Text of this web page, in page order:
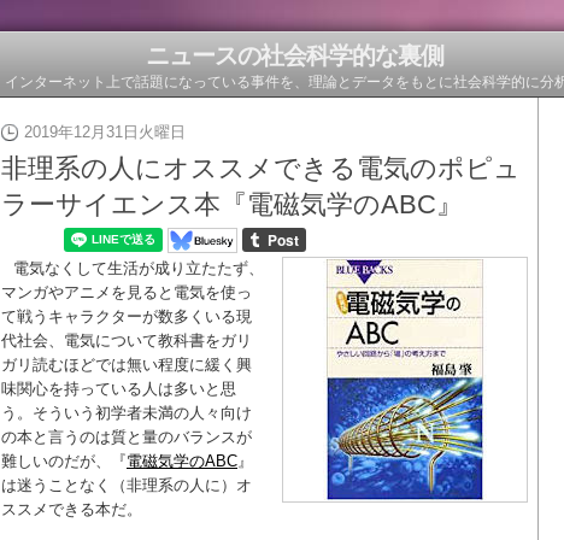
ニュースの社会科学的な裏側
インターネット上で話題になっている事件を、理論とデータをもとに社会科学的に分
2019年12月31日火曜日
非理系の人にオススメできる電気のポピュ
ラーサイエンス本『電磁気学のABC』
電気なくして生活が成り立たたず、
マンガやアニメを見ると電気を使っ
て戦うキャラクターが数多くいる現
代社会、電気について教科書をガリ
ガリ読むほどでは無い程度に緩く興
味関心を持っている人は多いと思
う。そういう初学者未満の人々向け
の本と言うのは質と量のバランスが
難しいのだが、『電磁気学のABC』
は迷うことなく（非理系の人に）オ
ススメできる本だ。